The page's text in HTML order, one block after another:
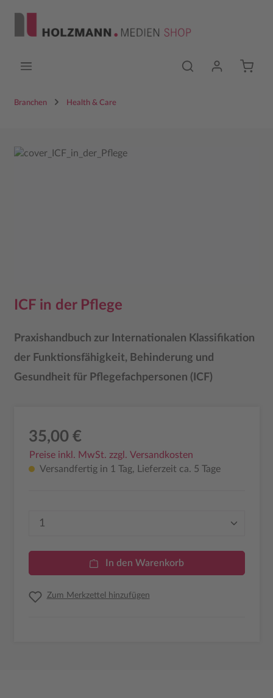
Branchen Health & Care
Bildergalerie überspringen
ICF in der Pflege
Praxishandbuch zur Internationalen Klassifikation
der Funktionsfähigkeit, Behinderung und
Gesundheit für Pflegefachpersonen (ICF)
35,00 €
Preise inkl. MwSt. zzgl. Versandkosten
Versandfertig in 1 Tag, Lieferzeit ca. 5 Tage
Produkt Anzahl: Gib den gewünschten
In den Warenkorb
Zum Merkzettel hinzufügen